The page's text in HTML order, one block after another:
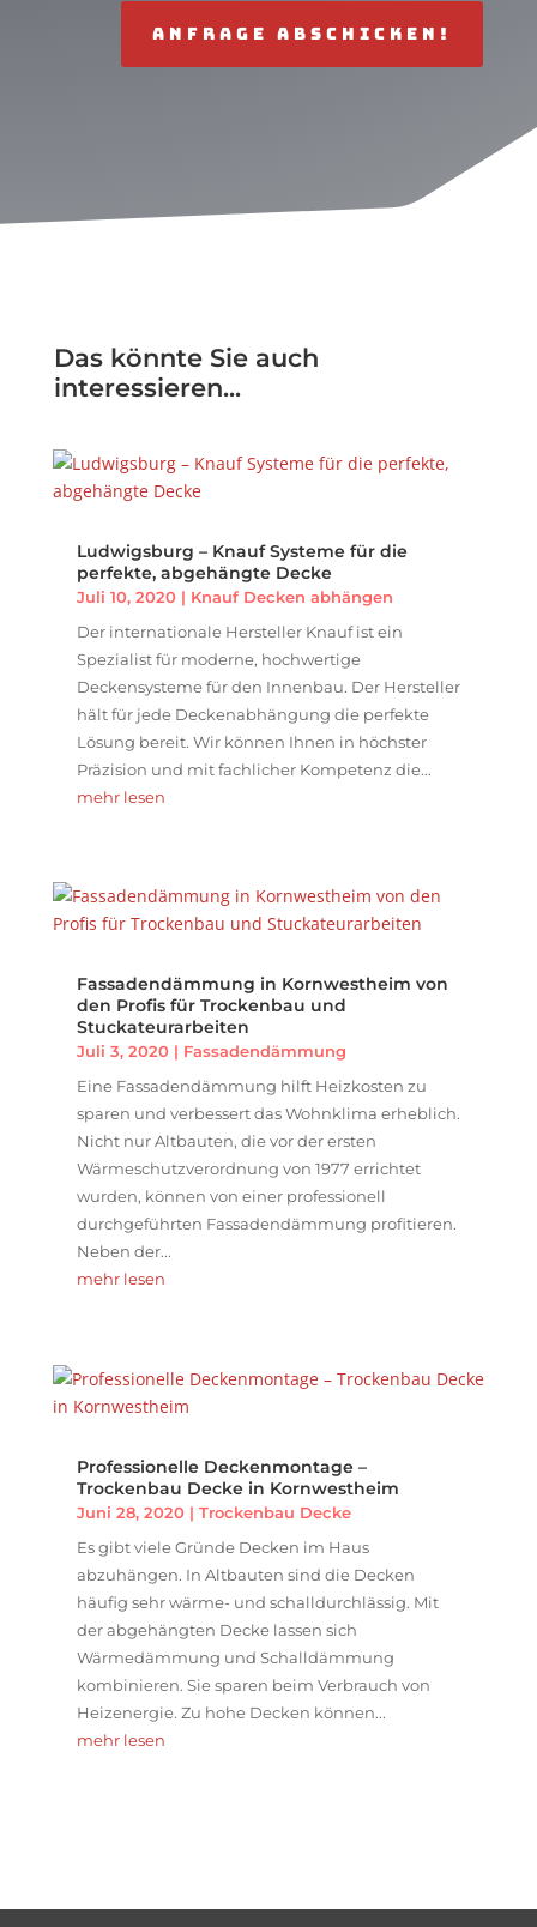
Anfrage abschicken!
Das könnte Sie auch
interessieren...
Ludwigsburg – Knauf Systeme für die
perfekte, abgehängte Decke
Juli 10, 2020 | Knauf Decken abhängen
Der internationale Hersteller Knauf ist ein
Spezialist für moderne, hochwertige
Deckensysteme für den Innenbau. Der Hersteller
hält für jede Deckenabhängung die perfekte
Lösung bereit. Wir können Ihnen in höchster
Präzision und mit fachlicher Kompetenz die...
mehr lesen
Fassadendämmung in Kornwestheim von
den Profis für Trockenbau und
Stuckateurarbeiten
Juli 3, 2020 | Fassadendämmung
Eine Fassadendämmung hilft Heizkosten zu
sparen und verbessert das Wohnklima erheblich.
Nicht nur Altbauten, die vor der ersten
Wärmeschutzverordnung von 1977 errichtet
wurden, können von einer professionell
durchgeführten Fassadendämmung profitieren.
Neben der...
mehr lesen
Professionelle Deckenmontage –
Trockenbau Decke in Kornwestheim
Juni 28, 2020 | Trockenbau Decke
Es gibt viele Gründe Decken im Haus
abzuhängen. In Altbauten sind die Decken
häufig sehr wärme- und schalldurchlässig. Mit
der abgehängten Decke lassen sich
Wärmedämmung und Schalldämmung
kombinieren. Sie sparen beim Verbrauch von
Heizenergie. Zu hohe Decken können...
mehr lesen